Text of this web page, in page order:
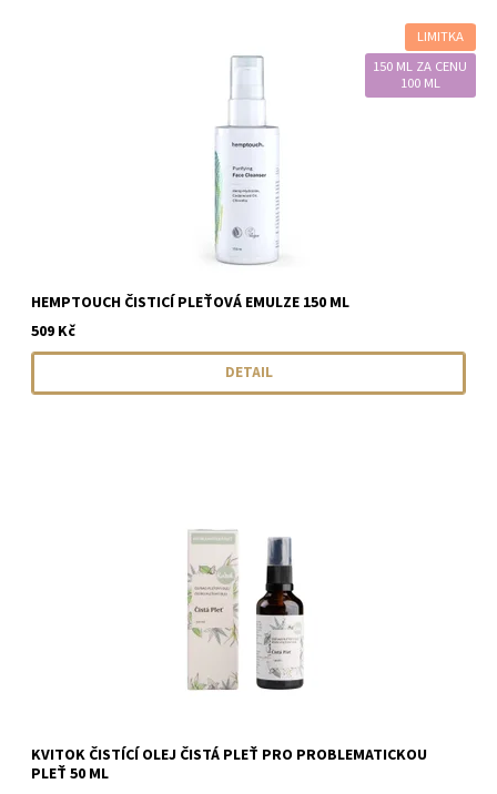
LIMITKA
150 ML ZA CENU
100 ML
HEMPTOUCH ČISTICÍ PLEŤOVÁ EMULZE 150 ML
509 Kč
DETAIL
KVITOK ČISTÍCÍ OLEJ ČISTÁ PLEŤ PRO PROBLEMATICKOU
PLEŤ 50 ML